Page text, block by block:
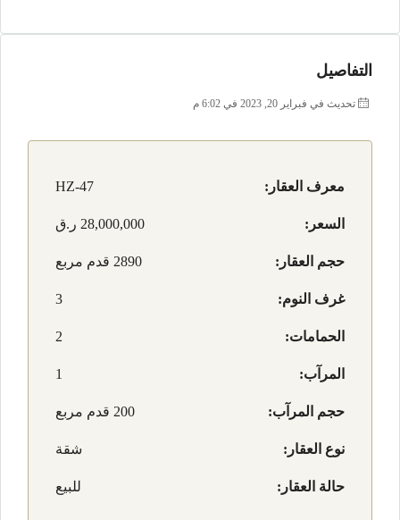
التفاصيل
تحديث في فبراير 20, 2023 في 6:02 م
معرف العقار: HZ-47
السعر: 28,000,000 ر.ق
حجم العقار: 2890 قدم مربع
غرف النوم: 3
الحمامات: 2
المرآب: 1
حجم المرآب: 200 قدم مربع
نوع العقار: شقة
حالة العقار: للبيع